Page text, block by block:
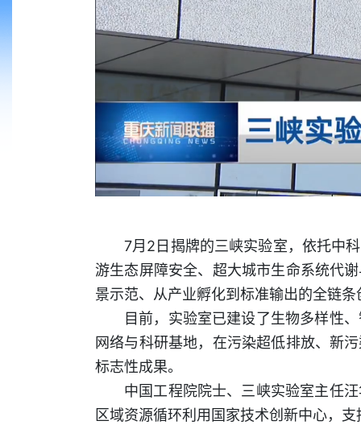
7月2日揭牌的三峡实验室，依托中
游生态屏障安全、超大城市生命系统代
景示范、从产业孵化到标准输出的全链条
目前，实验室已建设了生物多样性
网络与科研基地，在污染超低排放、新
标志性成果。
中国工程院院士、三峡实验室主任
区域资源循环利用国家技术创新中心，